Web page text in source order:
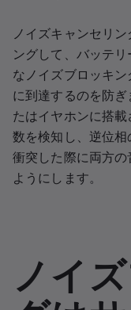
ノイズキャンセリ
ングして、バッテ
なノイズブロッキ
に到達するのを防
たはイヤホンに搭
数を検知し、逆位
衝突した際に両方
ようにします。
ノイ